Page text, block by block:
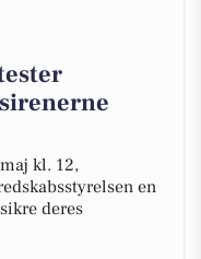
kl. 12,
en
deres